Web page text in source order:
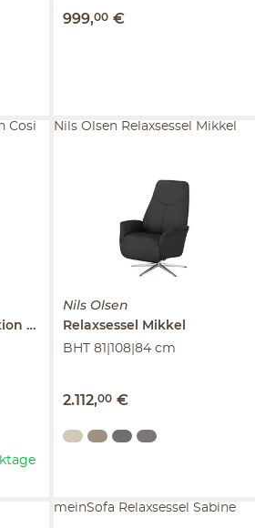
999,00 €
Relaxsessel mit Funktion
Cosima II
Cosi
Nils Olsen
Relaxsessel
Mikkel
BHT 81|108|84 cm
2.112,00 €
Nils Olsen Relaxsessel Mikkel
meinSofa Relaxsessel Sabine